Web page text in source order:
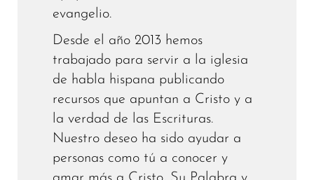
evangelio.
Desde el año 2013 hemos
trabajado para servir a la iglesia
de habla hispana publicando
recursos que apuntan a Cristo y a
la verdad de las Escrituras.
Nuestro deseo ha sido ayudar a
personas como tú a conocer y